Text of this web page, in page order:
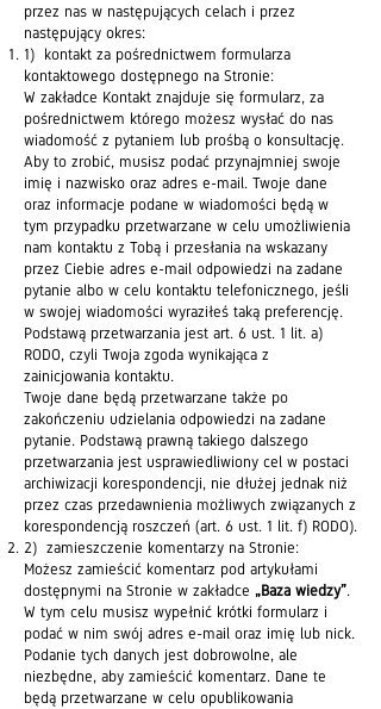
przez nas w następujących celach i przez
następujący okres:
1) kontakt za pośrednictwem formularza
kontaktowego dostępnego na Stronie:
W zakładce Kontakt znajduje się formularz, za
pośrednictwem którego możesz wysłać do nas
wiadomość z pytaniem lub prośbą o konsultację.
Aby to zrobić, musisz podać przynajmniej swoje
imię i nazwisko oraz adres e-mail. Twoje dane
oraz informacje podane w wiadomości będą w
tym przypadku przetwarzane w celu umożliwienia
nam kontaktu z Tobą i przesłania na wskazany
przez Ciebie adres e-mail odpowiedzi na zadane
pytanie albo w celu kontaktu telefonicznego, jeśli
w swojej wiadomości wyraziłeś taką preferencję.
Podstawą przetwarzania jest art. 6 ust. 1 lit. a)
RODO, czyli Twoja zgoda wynikająca z
zainicjowania kontaktu.
Twoje dane będą przetwarzane także po
zakończeniu udzielania odpowiedzi na zadane
pytanie. Podstawą prawną takiego dalszego
przetwarzania jest usprawiedliwiony cel w postaci
archiwizacji korespondencji, nie dłużej jednak niż
przez czas przedawnienia możliwych związanych z
korespondencją roszczeń (art. 6 ust. 1 lit. f) RODO).
2) zamieszczenie komentarzy na Stronie:
Możesz zamieścić komentarz pod artykułami
dostępnymi na Stronie w zakładce „Baza wiedzy”.
W tym celu musisz wypełnić krótki formularz i
podać w nim swój adres e-mail oraz imię lub nick.
Podanie tych danych jest dobrowolne, ale
niezbędne, aby zamieścić komentarz. Dane te
będą przetwarzane w celu opublikowania